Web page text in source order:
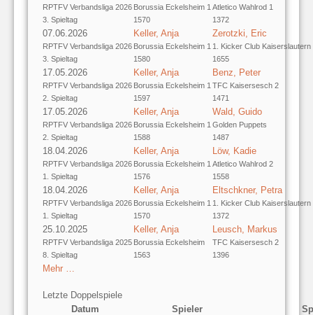
RPTFV Verbandsliga 2026
3. Spieltag
Borussia Eckelsheim 1
1570
Atletico Wahlrod 1
1372
07.06.2026
RPTFV Verbandsliga 2026
3. Spieltag
Keller, Anja
Borussia Eckelsheim 1
1580
Zerotzki, Eric
1. Kicker Club Kaiserslautern
1655
17.05.2026
RPTFV Verbandsliga 2026
2. Spieltag
Keller, Anja
Borussia Eckelsheim 1
1597
Benz, Peter
TFC Kaisersesch 2
1471
17.05.2026
RPTFV Verbandsliga 2026
2. Spieltag
Keller, Anja
Borussia Eckelsheim 1
1588
Wald, Guido
Golden Puppets
1487
18.04.2026
RPTFV Verbandsliga 2026
1. Spieltag
Keller, Anja
Borussia Eckelsheim 1
1576
Löw, Kadie
Atletico Wahlrod 2
1558
18.04.2026
RPTFV Verbandsliga 2026
1. Spieltag
Keller, Anja
Borussia Eckelsheim 1
1570
Eltschkner, Petra
1. Kicker Club Kaiserslautern
1372
25.10.2025
RPTFV Verbandsliga 2025
8. Spieltag
Keller, Anja
Borussia Eckelsheim
1563
Leusch, Markus
TFC Kaisersesch 2
1396
Mehr …
Letzte Doppelspiele
Datum
Spieler